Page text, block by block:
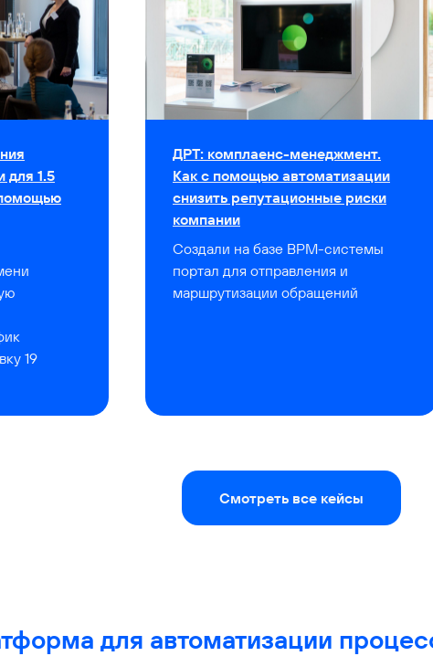
для 1.5
19
ДРТ: комплаенс-менеджмент.
Как с помощью автоматизации
снизить репутационные риски
компании
Создали на базе BPM-системы
портал для отправления и
маршрутизации обращений
Смотреть все кейсы
для автоматизации